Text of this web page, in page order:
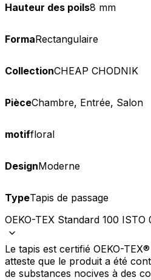
Hauteur des poils8 mm
FormaRectangulaire
CollectionCHEAP CHODNIK
PièceChambre, Entrée, Salon
motiffloral
DesignModerne
TypeTapis de passage
OEKO-TEX Standard 100 ISTO
Le tapis est certifié OEKO-
atteste que le produit a été
de substances nocives à des